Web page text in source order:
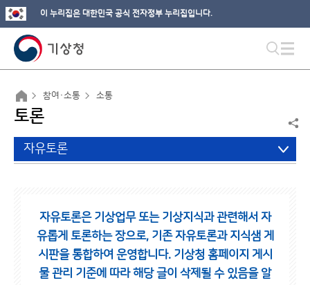
이 누리집은 대한민국 공식 전자정부 누리집입니다.
참여·소통 소통
토론
자유토론
자유토론은 기상업무 또는 기상지식과 관련해서 자
유롭게 토론하는 장으로, 기존 자유토론과 지식샘 게
시판을 통합하여 운영합니다. 기상청 홈페이지 게시
물 관리 기준에 따라 해당 글이 삭제될 수 있음을 알